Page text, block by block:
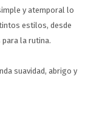
y atemporal lo
estilos, desde
la rutina.
suavidad, abrigo y